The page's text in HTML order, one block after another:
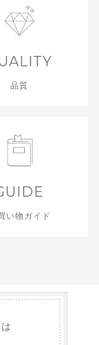
品質
い物ガイド